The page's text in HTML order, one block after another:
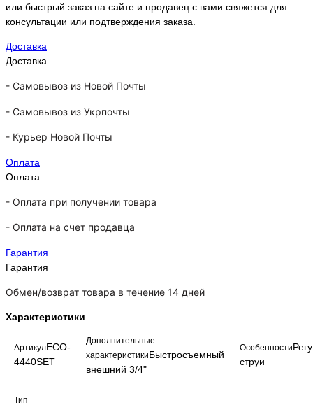
или быстрый заказ на сайте и продавец с вами свяжется для
консультации или подтверждения заказа.
Доставка
Доставка
- Самовывоз из Новой Почты
- Самовывоз из Укрпочты
- Курьер Новой Почты
Оплата
Оплата
- Оплата при получении товара
- Оплата на счет продавца
Гарантия
Гарантия
Обмен/возврат товара в течение 14 дней
Характеристики
АртикулECO-
4440SET
Дополнительные
характеристикиБыстросъемный
внешний 3/4"
Особенности
струи
Тип